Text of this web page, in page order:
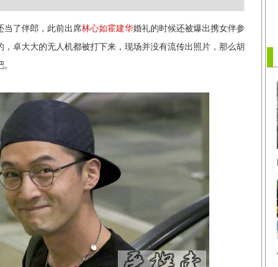
当了伴郎，此前出席林心如霍建华婚礼的时候还被爆出携女伴参
，卓大大的无人机都被打下来，现场并没有流传出照片，那么胡